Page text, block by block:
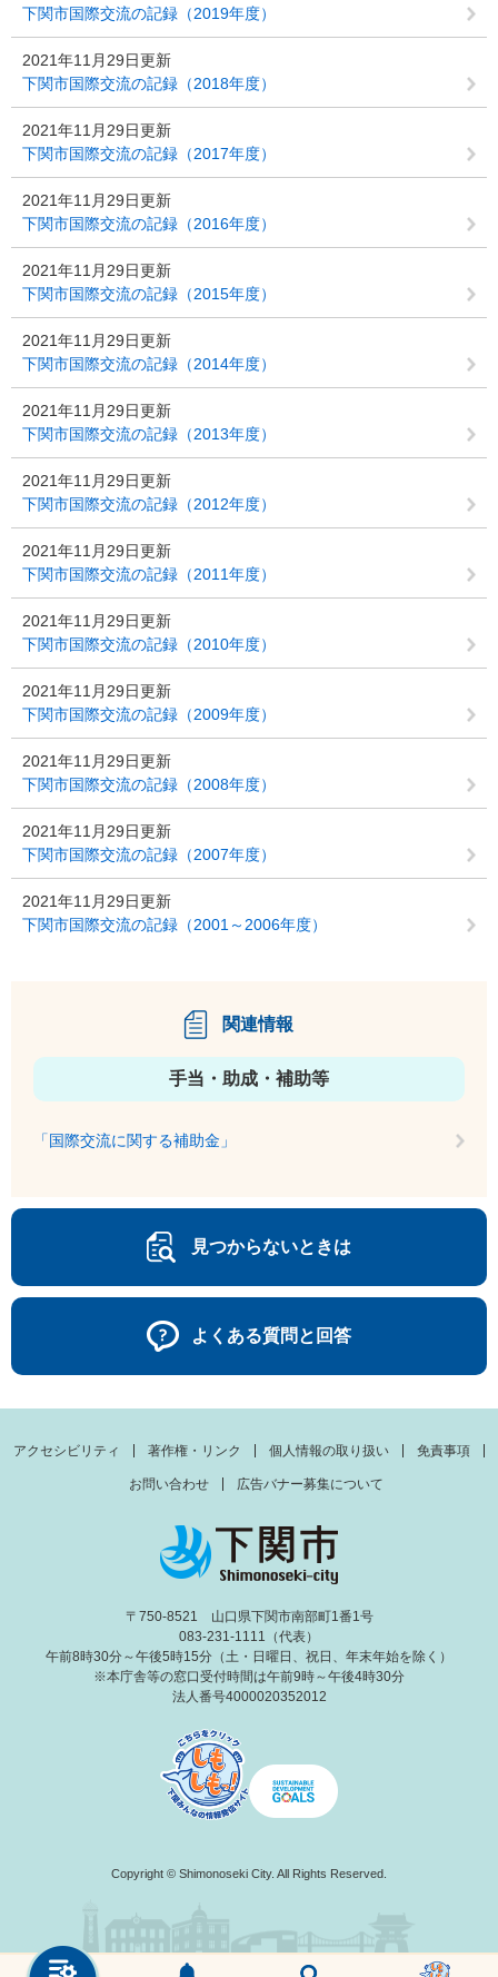
下関市国際交流の記録（2019年度）
2021年11月29日更新
下関市国際交流の記録（2018年度）
2021年11月29日更新
下関市国際交流の記録（2017年度）
2021年11月29日更新
下関市国際交流の記録（2016年度）
2021年11月29日更新
下関市国際交流の記録（2015年度）
2021年11月29日更新
下関市国際交流の記録（2014年度）
2021年11月29日更新
下関市国際交流の記録（2013年度）
2021年11月29日更新
下関市国際交流の記録（2012年度）
2021年11月29日更新
下関市国際交流の記録（2011年度）
2021年11月29日更新
下関市国際交流の記録（2010年度）
2021年11月29日更新
下関市国際交流の記録（2009年度）
2021年11月29日更新
下関市国際交流の記録（2008年度）
2021年11月29日更新
下関市国際交流の記録（2007年度）
2021年11月29日更新
下関市国際交流の記録（2001～2006年度）
関連情報
手当・助成・補助等
「国際交流に関する補助金」
見つからないときは
よくある質問と回答
アクセシビリティ 著作権・リンク 個人情報の取り扱い 免責事項
お問い合わせ 広告バナー募集について
〒750-8521 山口県下関市南部町1番1号
083-231-1111（代表）
午前8時30分～午後5時15分（土・日曜日、祝日、年末年始を除く）
※本庁舎等の窓口受付時間は午前9時～午後4時30分
法人番号4000020352012
Copyright © Shimonoseki City. All Rights Reserved.